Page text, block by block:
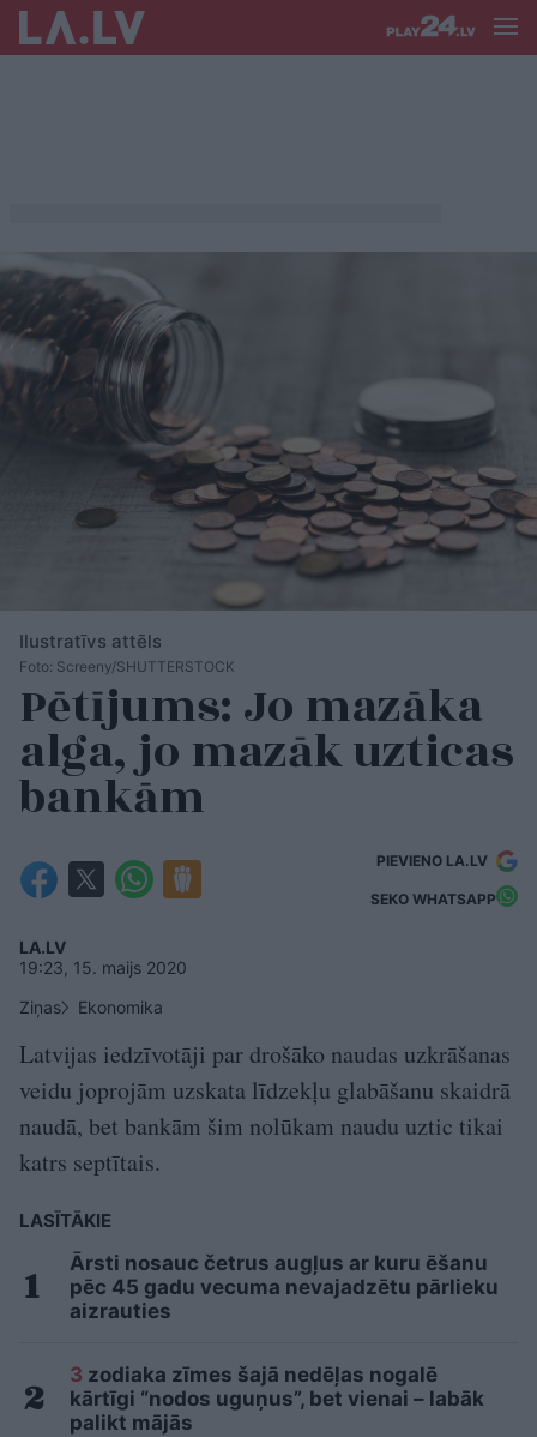
Ilustratīvs attēls
Foto: Screeny/SHUTTERSTOCK
Pētījums: Jo mazāka
alga, jo mazāk uzticas
bankām
PIEVIENO LA.LV
SEKO WHATSAPP
LA.LV
19:23, 15. maijs 2020
Ziņas
Ekonomika
Latvijas iedzīvotāji par drošāko naudas uzkrāšanas
veidu joprojām uzskata līdzekļu glabāšanu skaidrā
naudā, bet bankām šim nolūkam naudu uztic tikai
katrs septītais.
LASĪTĀKIE
Ārsti nosauc četrus augļus ar kuru ēšanu
pēc 45 gadu vecuma nevajadzētu pārlieku
aizrauties
3 zodiaka zīmes šajā nedēļas nogalē
kārtīgi “nodos uguņus”, bet vienai – labāk
palikt mājās